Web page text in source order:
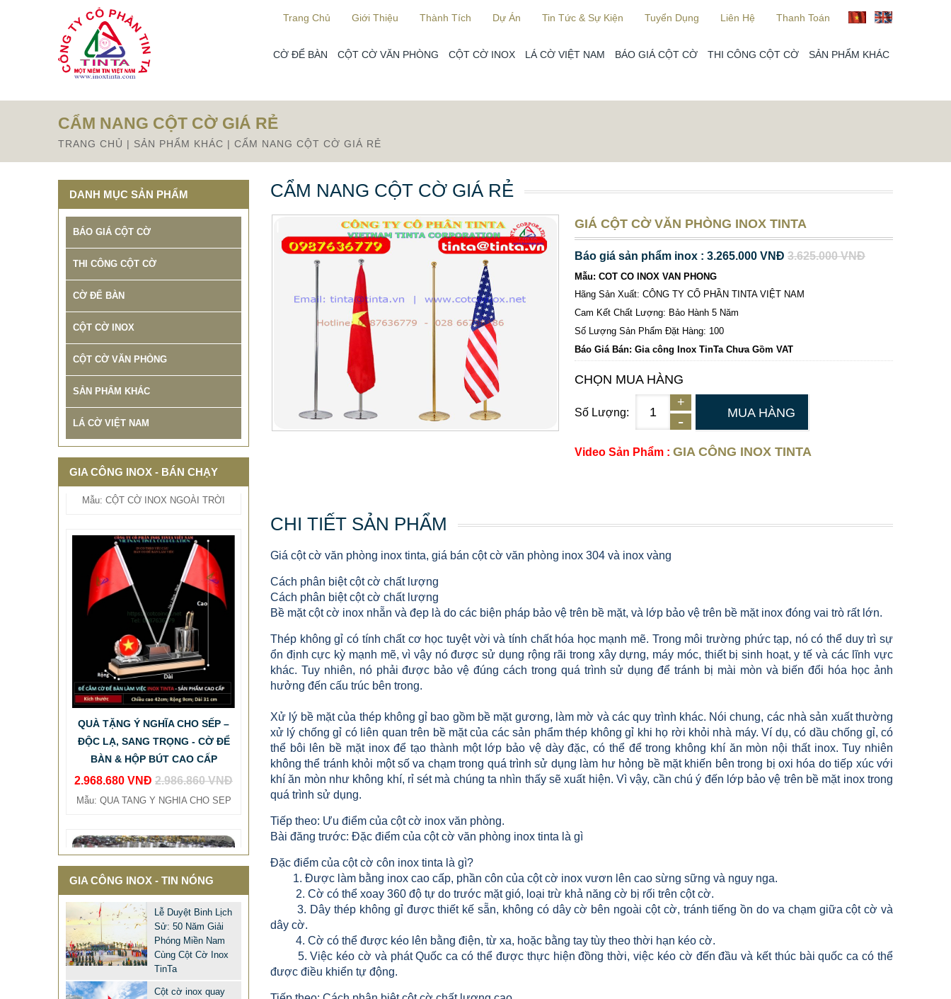
Trang Chủ Giới Thiệu Thành Tích Dự Án Tin Tức & Sự Kiện Tuyển Dụng Liên Hệ Thanh Toán
CỜ ĐỂ BÀN CỘT CỜ VĂN PHÒNG CỘT CỜ INOX LÁ CỜ VIỆT NAM BÁO GIÁ CỘT CỜ THI CÔNG CỘT CỜ SẢN PHẨM KHÁC
Từ mục này trở xuống là mã nguồn Zalo
CẨM NANG CỘT CỜ GIÁ RẺ
TRANG CHỦ | SẢN PHẨM KHÁC | CẨM NANG CỘT CỜ GIÁ RẺ
CẨM NANG CỘT CỜ GIÁ RẺ
GIÁ CỘT CỜ VĂN PHÒNG INOX TINTA
Báo giá sản phẩm inox : 3.265.000 VNĐ 3.625.000 VNĐ
Mẫu: COT CO INOX VAN PHONG
Hãng Sản Xuất: CÔNG TY CỔ PHẦN TINTA VIỆT NAM
Cam Kết Chất Lượng: Bảo Hành 5 Năm
Số Lượng Sản Phẩm Đặt Hàng: 100
Báo Giá Bán: Gia công Inox TinTa Chưa Gồm VAT
CHỌN MUA HÀNG
Số Lượng: MUA HÀNG
Video Sản Phẩm : GIA CÔNG INOX TINTA
CHI TIẾT SẢN PHẨM
Giá cột cờ văn phòng inox tinta, giá bán cột cờ văn phòng inox 304 và inox vàng
Cách phân biệt cột cờ chất lượng
Cách phân biệt cột cờ chất lượng
Bề mặt cột cờ inox nhẵn và đẹp là do các biện pháp bảo vệ trên bề mặt, và lớp bảo vệ trên bề mặt inox đóng vai trò rất lớn.
Thép không gỉ có tính chất cơ học tuyệt vời và tính chất hóa học mạnh mẽ. Trong môi trường phức tạp, nó có thể duy trì sự
ổn định cực kỳ mạnh mẽ, vì vậy nó được sử dụng rộng rãi trong xây dựng, máy móc, thiết bị sinh hoạt, y tế và các lĩnh vực
khác. Tuy nhiên, nó phải được bảo vệ đúng cách trong quá trình sử dụng để tránh bị mài mòn và biến đổi hóa học ảnh
hưởng đến cấu trúc bên trong.
Xử lý bề mặt của thép không gỉ bao gồm bề mặt gương, làm mờ và các quy trình khác. Nói chung, các nhà sản xuất thường
xử lý chống gỉ có liên quan trên bề mặt của các sản phẩm thép không gỉ khi họ rời khỏi nhà máy. Ví dụ, có dầu chống gỉ, có
thể bôi lên bề mặt inox để tạo thành một lớp bảo vệ dày đặc, có thể để trong không khí ăn mòn nội thất inox. Tuy nhiên
không thể tránh khỏi một số va chạm trong quá trình sử dụng làm hư hỏng bề mặt khiến bên trong bị oxi hóa do tiếp xúc với
khí ăn mòn như không khí, rỉ sét mà chúng ta nhìn thấy sẽ xuất hiện. Vì vậy, cần chú ý đến lớp bảo vệ trên bề mặt inox trong
quá trình sử dụng.
Tiếp theo: Ưu điểm của cột cờ inox văn phòng.
Bài đăng trước: Đặc điểm của cột cờ văn phòng inox tinta là gì
Đặc điểm của cột cờ côn inox tinta là gì?
1. Được làm bằng inox cao cấp, phần côn của cột cờ inox vươn lên cao sừng sững và nguy nga.
2. Cờ có thể xoay 360 độ tự do trước mặt gió, loại trừ khả năng cờ bị rối trên cột cờ.
3. Dây thép không gỉ được thiết kế sẵn, không có dây cờ bên ngoài cột cờ, tránh tiếng ồn do va chạm giữa cột cờ và
dây cờ.
4. Cờ có thể được kéo lên bằng điện, từ xa, hoặc bằng tay tùy theo thời hạn kéo cờ.
5. Việc kéo cờ và phát Quốc ca có thể được thực hiện đồng thời, việc kéo cờ đến đầu và kết thúc bài quốc ca có thể
được điều khiển tự động.
DANH MỤC SẢN PHẨM
BÁO GIÁ CỘT CỜ
THI CÔNG CỘT CỜ
CỜ ĐỂ BÀN
CỘT CỜ INOX
CỘT CỜ VĂN PHÒNG
SẢN PHẨM KHÁC
LÁ CỜ VIỆT NAM
GIA CÔNG INOX - BÁN CHẠY
THIẾT KẾ THI CÔNG CỘT CỜ
QUẢNG TRƯỜNG INOX BẢO
678.999 VNĐ687.999 VNĐ
Mẫu: CỘT CỜ INOX NGOÀI TRỜI
QUÀ TẶNG Ý NGHĨA CHO SẾP –
ĐỘC LẠ, SANG TRỌNG - CỜ ĐỂ
BÀN & HỘP BÚT CAO CẤP
2.968.680 VNĐ2.986.860 VNĐ
Mẫu: QUA TANG Y NGHIA CHO SEP
MẪU XE ĐẨY INOX ĐẸP GIÁ RẺ -
XE ĐẨY HÀNH LÝ SÂN BAY TẠI
TPHCM THƯƠNG HIỆU TINTA
GIA CÔNG INOX - TIN NÓNG
Lễ Duyệt Binh Lịch
Sử: 50 Năm Giải
Phóng Miền Nam
Cùng Cột Cờ Inox
TinTa
Cột cờ inox quay